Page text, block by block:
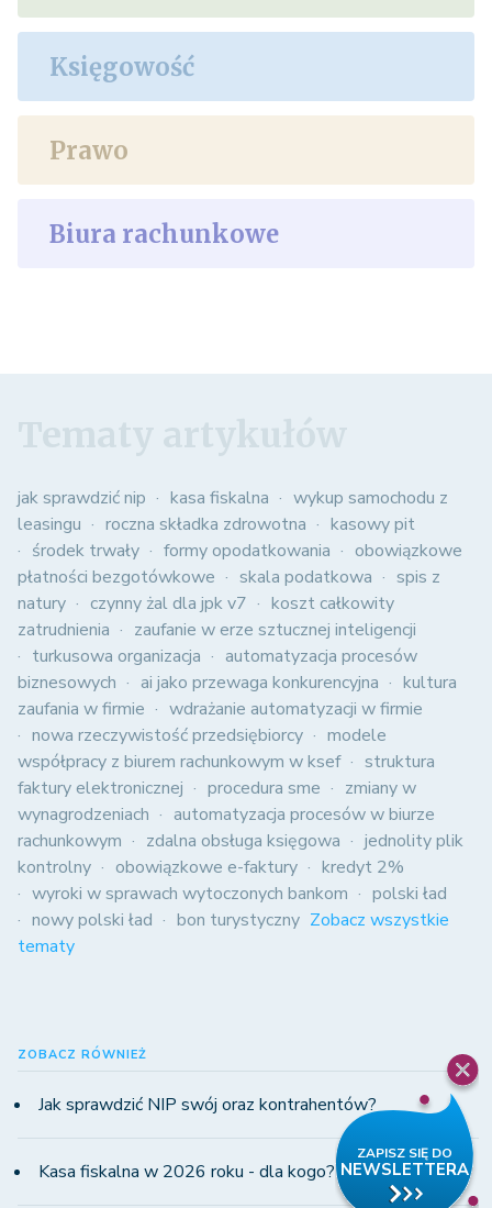
Księgowość
Prawo
Biura rachunkowe
jak sprawdzić nip kasa fiskalna
wykup samochodu z
leasingu
roczna składka zdrowotna
kasowy pit
środek trwały
formy opodatkowania
obowiązkowe
płatności bezgotówkowe
skala podatkowa
spis z
natury
czynny żal dla jpk v7
koszt całkowity
zatrudnienia
zaufanie w erze sztucznej inteligencji
turkusowa organizacja
automatyzacja procesów
biznesowych
ai jako przewaga konkurencyjna
kultura
zaufania w firmie
wdrażanie automatyzacji w firmie
nowa rzeczywistość przedsiębiorcy
modele
współpracy z biurem rachunkowym w ksef
struktura
faktury elektronicznej
procedura sme
zmiany w
wynagrodzeniach
automatyzacja procesów w biurze
rachunkowym
zdalna obsługa księgowa
jednolity plik
kontrolny
obowiązkowe e-faktury
kredyt 2%
wyroki w sprawach wytoczonych bankom
polski ład
nowy polski ład
bon turystyczny Zobacz wszystkie
tematy
ZOBACZ RÓWNIEŻ
Jak sprawdzić NIP swój oraz kontrahentów?
Kasa fiskalna w 2026 roku - dla kogo?